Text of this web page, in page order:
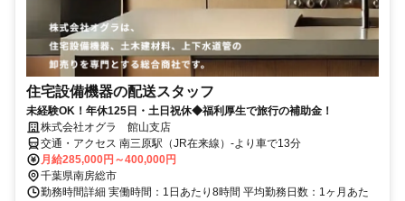
住宅設備機器の配送スタッフ
未経験OK！年休125日・土日祝休◆福利厚生で旅行の補助金！
株式会社オグラ 館山支店
交通・アクセス 南三原駅（JR在来線）-より車で13分
月給285,000円～400,000円
千葉県南房総市
勤務時間詳細 実働時間：1日あたり8時間 平均勤務日数：1ヶ月あた